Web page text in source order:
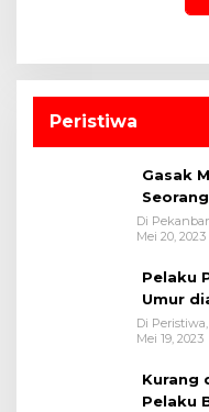
Peristiwa
Gasak
Bukit
Di
Mei 20, 2023
Pelaku
Umur
Polsek
Di
Mei 19, 2023
Kurang
Pelaku